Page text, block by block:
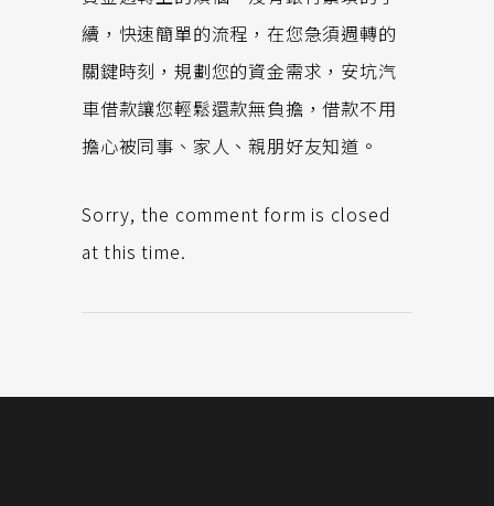
續，快速簡單的流程，在您急須週轉的
關鍵時刻，規劃您的資金需求，安坑汽
車借款讓您輕鬆還款無負擔，借款不用
擔心被同事、家人、親朋好友知道。
Sorry, the comment form is closed
at this time.